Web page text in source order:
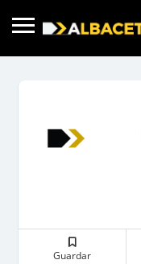
Guardar